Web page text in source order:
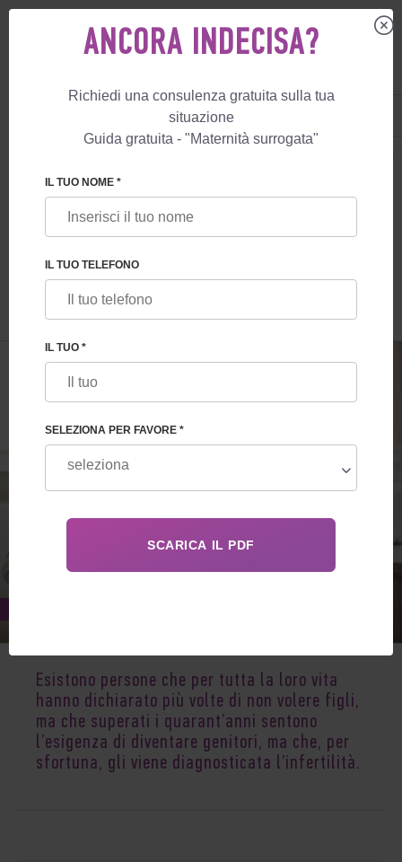
EX CHILDFREE: PERCHÉ LE PERSONE
CHE NON VOLEVANO BAMBINI
CAMBIANO IDEA
Esistono persone che per tutta la loro vita
hanno dichiarato più volte di non volere figli,
ma che superati i quarant’anni sentono
l’esigenza di diventare genitori, ma che, per
sfortuna, gli viene diagnosticata l’infertilità.
ANCORA INDECISA?
Richiedi una consulenza gratuita sulla tua
situazione
Guida gratuita - "Maternità surrogata"
IL TUO NOME *
IL TUO TELEFONO
IL TUO *
SELEZIONA PER FAVORE *